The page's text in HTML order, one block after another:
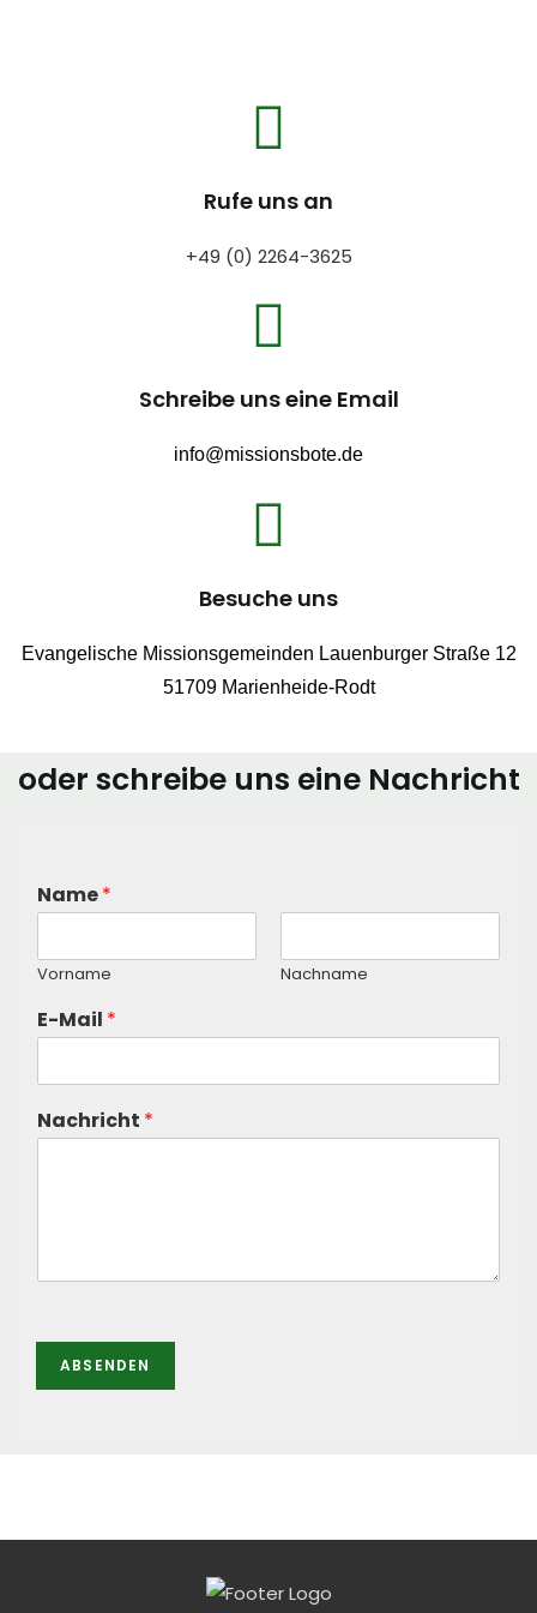
Rufe uns an
+49 (0) 2264-3625
Schreibe uns eine Email
info@missionsbote.de
Besuche uns
Evangelische Missionsgemeinden Lauenburger Straße 12
51709 Marienheide-Rodt
oder schreibe uns eine Nachricht
Name*
Vorname Nachname
E-Mail *
Nachricht *
ABSENDEN